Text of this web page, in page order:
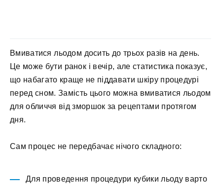
Вмиватися льодом досить до трьох разів на день.
Це може бути ранок і вечір, але статистика показує,
що набагато краще не піддавати шкіру процедурі
перед сном. Замість цього можна вмиватися льодом
для обличчя від зморшок за рецептами протягом
дня.
Сам процес не передбачає нічого складного:
Для проведення процедури кубики льоду варто